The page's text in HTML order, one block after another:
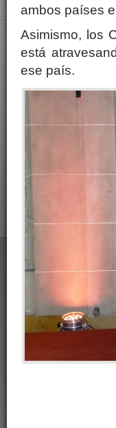
ambos países
Asimismo, los
está
ese país.